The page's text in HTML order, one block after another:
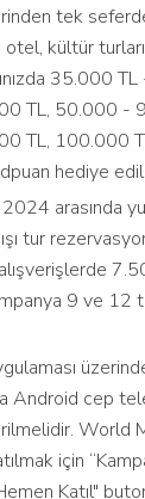
tek
otel, kültür
35.000
TL, 50.000 -
TL, 100.000
hediye
arasında
tur
9 ve 12
Android cep
World
için
Katıl"